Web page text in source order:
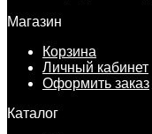
Магазин
Корзина
Личный кабинет
Оформить заказ
Каталог